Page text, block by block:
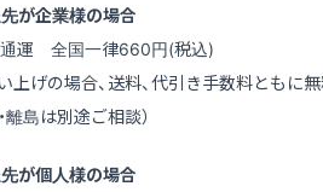
が企業様の場合
通運 全国一律660円(税込)
げの場合、送料、代引き手数料ともに無
離島は別途ご相談）
が個人様の場合